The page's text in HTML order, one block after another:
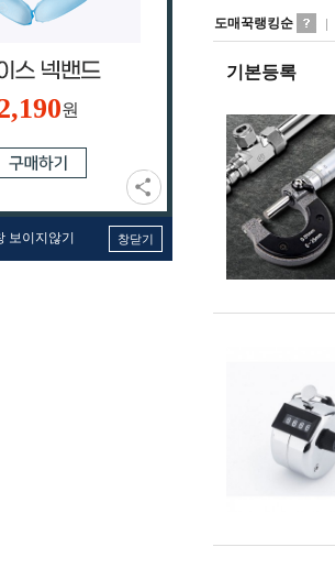
원
보이지않기 창닫기
도매꾹랭킹순
기본등록